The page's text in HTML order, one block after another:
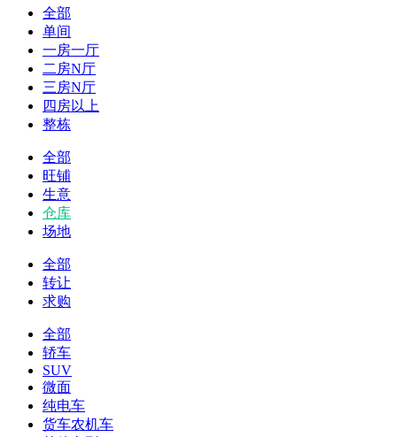
全部
单间
一房一厅
二房N厅
三房N厅
四房以上
整栋
全部
旺铺
生意
仓库
场地
全部
转让
求购
全部
轿车
SUV
微面
纯电车
货车农机车